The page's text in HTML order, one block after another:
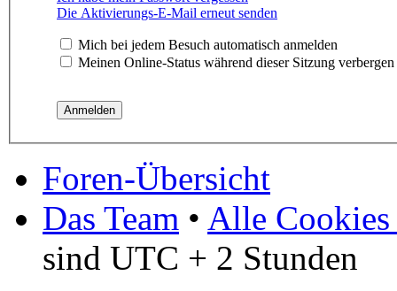
Die Aktivierungs-E-Mail erneut senden
Mich bei jedem Besuch automatisch anmelden
Meinen Online-Status während dieser Sitzung verbergen
Foren-Übersicht
Das Team • Alle Cookies
sind UTC + 2 Stunden